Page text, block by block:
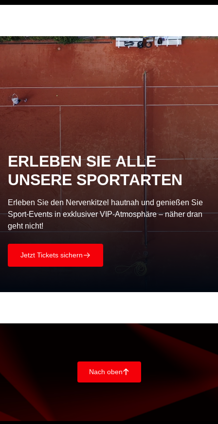
ERLEBEN SIE ALLE
UNSERE SPORTARTEN
Erleben Sie den Nervenkitzel hautnah und genießen Sie
Sport-Events in exklusiver VIP-Atmosphäre – näher dran
geht nicht!
Jetzt Tickets sichern􀄫
Nach oben􀄨